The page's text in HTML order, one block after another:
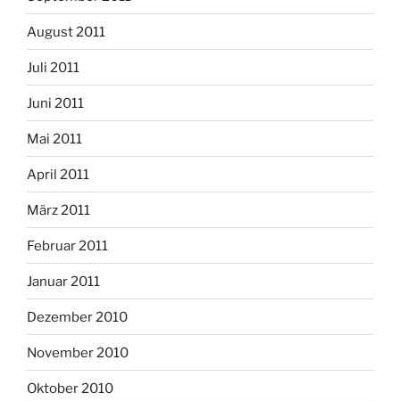
August 2011
Juli 2011
Juni 2011
Mai 2011
April 2011
März 2011
Februar 2011
Januar 2011
Dezember 2010
November 2010
Oktober 2010